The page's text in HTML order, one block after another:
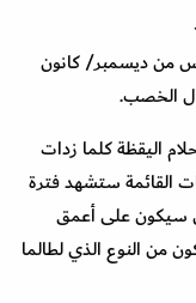
/كانون
الخصب.
اليقظة كلما زدات
القائمة ستشهد فترة
سيكون على أعمق
من النوع الذي لطالما